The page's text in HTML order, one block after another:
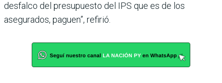
desfalco del presupuesto del IPS que es de los
asegurados, paguen”, refirió.